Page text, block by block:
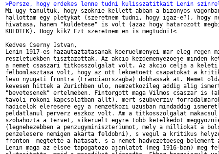
>Persze, hogy erdekes lenne tudni kulisszatitkait Lenin
Mi ugy tanultuk, hogy szoknie kellett abban a bizonyos
hallottam egy pletykat (szeretnem tudni, hogy igaz-e?), hogy
hivatasa, hanem "kuldetese" is volt (azaz hogy hatarozott
KULDTEK). Hogy kik? Ezt szeretnem en is megtudni!<
Kedves Cserny Istvan,
Lenin 1917-es hazautaztatasanak koeruelmenyei mar eleg regen
reszletuekben tisztazottak. Az akcio kezdemenyezoeje minden
a nemet csaszari titkosszolgalat volt. Az akcio celja a
felbomlasztasa volt, hogy az ott lekoetoett csapatokat a
levo nyugati frontra (Franciaorszagba) dobhassak at. Nemet
kevesen hittek a Zurichben ulo, nemzetkozileg addig alig
"bevetesenek" ertelmeben. Fintorgott maga Vilmos csaszar is
tavoli rokoni kapcsolatban allt), mert szubverziv
hadicelok eleresere egy a nemzetkozi uzusban mindaddig
peldatlanul perverz eszkoz volt. Am a titkosszolgalat
szobahozta a tervet, sikeruelt egyre tobb ketelkedot
(legnehezebben a penzugyminiszteriumot, mely a milliokat a
penzelesere nemigen akarta feldobni), s vegul a kritikus
fronton  megtette a hatasat, s a nemet hadvezetoeseg belement
Lenin maga az elsoe tapogatozo ajanlatot (meg 1916-ban) meg